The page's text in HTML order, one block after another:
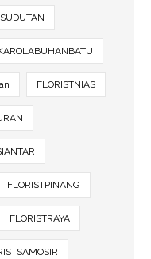
FLORISTNIAS
FLORISTPINANG
FLORISTRAYA